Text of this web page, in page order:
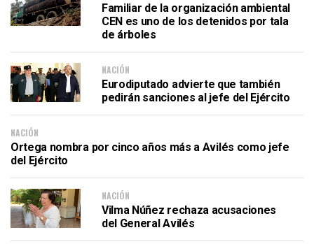
Familiar de la organización ambiental
CEN es uno de los detenidos por tala
de árboles
NACIÓN
Eurodiputado advierte que también
pedirán sanciones al jefe del Ejército
NACIÓN
Ortega nombra por cinco años más a Avilés como jefe
del Ejército
NACIÓN
Vilma Núñez rechaza acusaciones
del General Avilés